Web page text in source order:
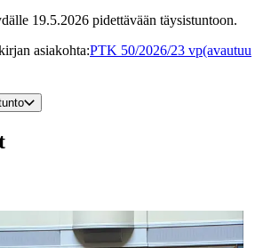
19.5.2026 pidettävään täysistuntoon.
asiakohta:PTK 50/2026/23 vp(avautuu